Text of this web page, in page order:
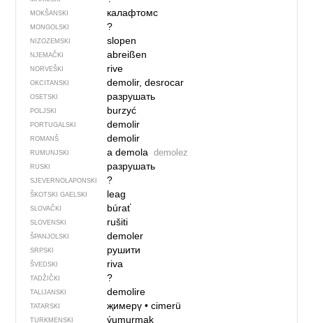
MOKŠANSKI калафтомс
MONGOLSKI ?
NIZOZEMSKI slopen
NJEMAČKI abreißen
NORVEŠKI rive
OKCITANSKI demolir, desrocar
OSETSKI разрушать
POLJSKI burzyć
PORTUGALSKI demolir
ROMANŠ demolir
RUMUNJSKI a demola demolez
RUSKI разрушать
SJEVER­NO­LA­PONSKI ?
ŠKOTSKI GAELSKI leag
SLOVAČKI búrať
SLOVENSKI rušiti
ŠPANJOLSKI demoler
SRPSKI рушити
ŠVEDSKI riva
TADŽIČKI ?
TALIJANSKI demolire
TATARSKI җимерү• cimerü
TURKMENSKI ýumurmak